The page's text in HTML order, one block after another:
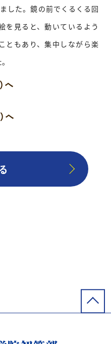
した。鏡の前でくるくる回
を見ると、動いているよう
ともあり、集中しながら楽
へ
へ